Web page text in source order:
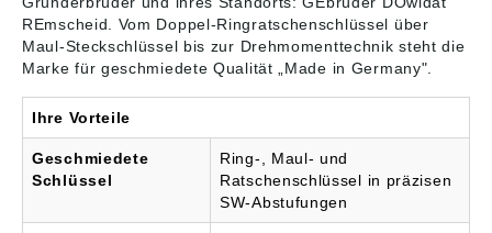
REmscheid. Vom Doppel-Ringratschenschlüssel über
Maul-Steckschlüssel bis zur Drehmomenttechnik steht die
Marke für geschmiedete Qualität „Made in Germany".
Ihre Vorteile
Geschmiedete
Schlüssel
Ring-, Maul- und
Ratschenschlüssel in präzisen
SW-Abstufungen